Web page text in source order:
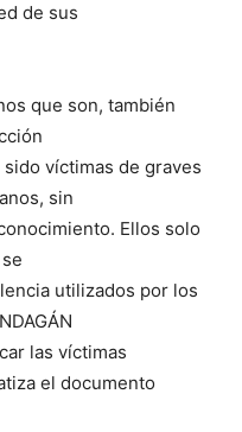
de sus
que son, también
víctimas de graves
sin
Ellos solo
utilizados por los
las víctimas
el documento